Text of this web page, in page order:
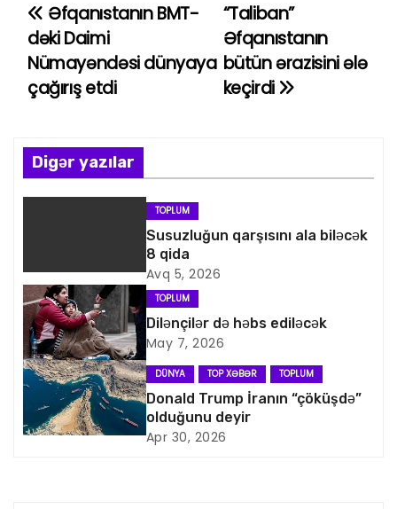
Y
a
z
n
a
i
q
a
s
i
“Taliban”
Əfqanıstanın
bütün ərazisini ələ
keçirdi
Əfqanıstanın BMT-
dəki Daimi
Nümayəndəsi dünyaya
çağırış etdi
Digər yazılar
TOPLUM
Susuzluğun qarşısını ala biləcək
8 qida
Avq 5, 2026
TOPLUM
Dilənçilər də həbs ediləcək
May 7, 2026
DÜNYA TOP XƏBƏR TOPLUM
Donald Trump İranın “çöküşdə”
olduğunu deyir
Apr 30, 2026